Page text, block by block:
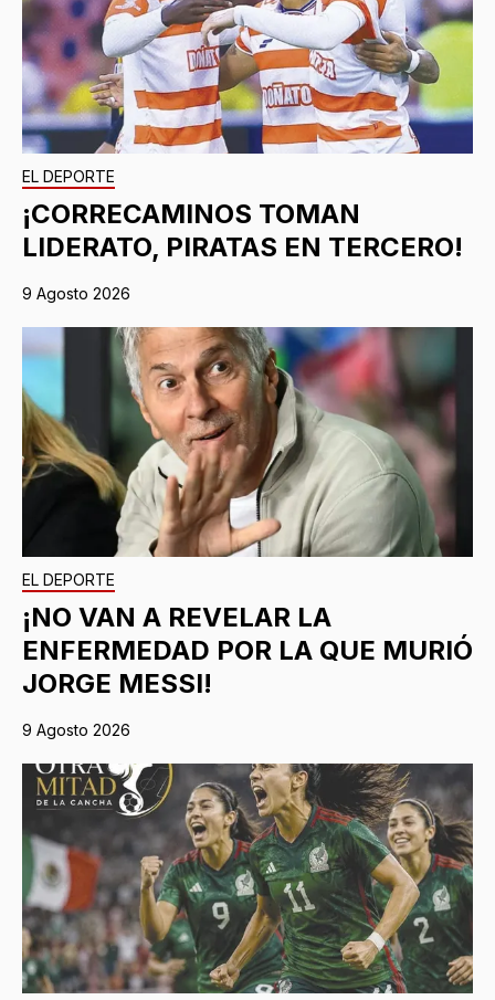
EL DEPORTE
¡CORRECAMINOS TOMAN
LIDERATO, PIRATAS EN TERCERO!
9 Agosto 2026
EL DEPORTE
¡NO VAN A REVELAR LA
ENFERMEDAD POR LA QUE MURIÓ
JORGE MESSI!
9 Agosto 2026